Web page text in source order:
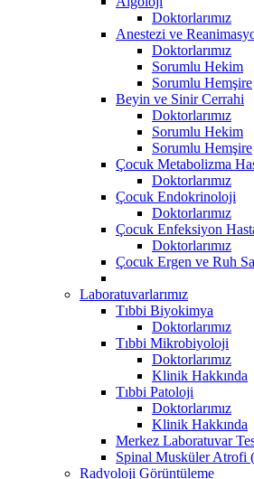
Doktorlarımız
Anestezi ve
Doktorlarımız
Sorumlu Hekim
Sorumlu Hemşire
Beyin ve Sinir Cerrahi
Doktorlarımız
Sorumlu Hekim
Sorumlu Hemşire
Çocuk Metabolizma
Doktorlarımız
Çocuk Endokrinoloji
Doktorlarımız
Çocuk Enfeksiyon
Doktorlarımız
Çocuk Ergen ve Ruh
Laboratuvarlarımız
Tıbbi Biyokimya
Doktorlarımız
Tıbbi Mikrobiyoloji
Doktorlarımız
Klinik Hakkında
Tıbbi Patoloji
Doktorlarımız
Klinik Hakkında
Merkez Laboratuvar
Spinal Musküler Atrofi
Radyoloji Görüntüleme